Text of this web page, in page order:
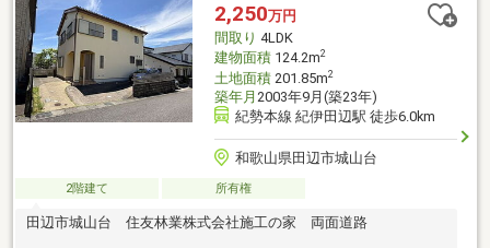
2,250万円
間取り 4LDK
建物面積124.2m2
土地面積201.85m2
築年月 2003年9月(築23年)
紀勢本線 紀伊田辺駅 徒歩6.0km
和歌山県田辺市城山台
2階建て 所有権
田辺市城山台 住友林業株式会社施工の家 両面道路